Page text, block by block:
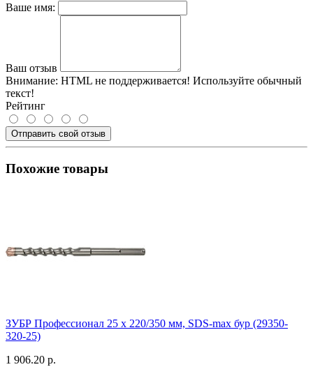
Ваше имя:
Ваш отзыв
Внимание: HTML не поддерживается! Используйте обычный
текст!
Рейтинг
Отправить свой отзыв
Похожие товары
ЗУБР Профессионал 25 x 220/350 мм, SDS-max бур (29350-
320-25)
1 906.20 р.